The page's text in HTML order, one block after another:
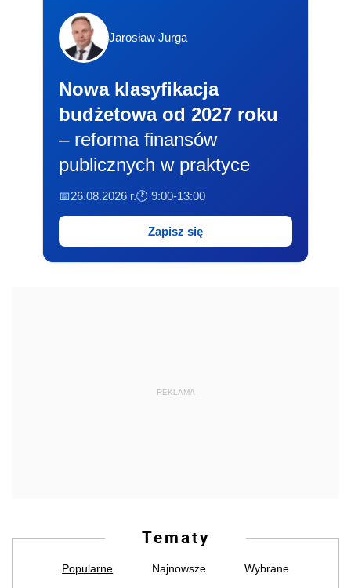
Jarosław Jurga
Nowa klasyfikacja
budżetowa od 2027 roku
– reforma finansów
publicznych w praktyce
📅26.08.2026 r.🕐 9:00-13:00
Zapisz się
REKLAMA
Tematy
Popularne Najnowsze Wybrane